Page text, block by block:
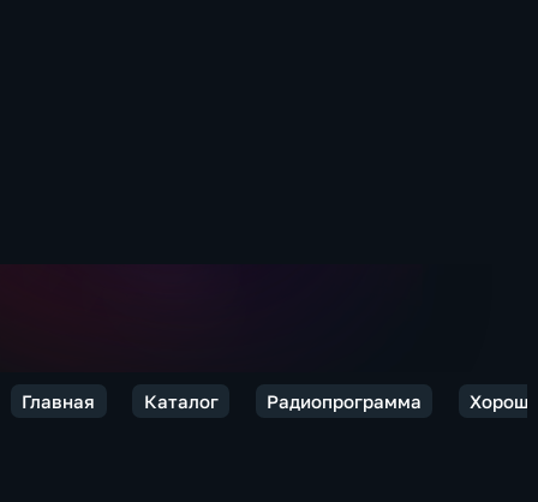
Главная Каталог Радиопрограмма